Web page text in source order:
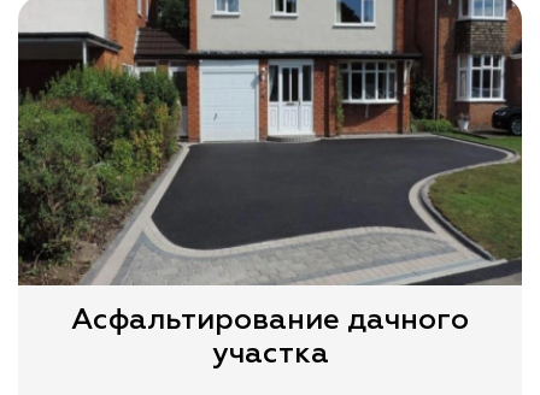
Асфальтирование дачного
участка